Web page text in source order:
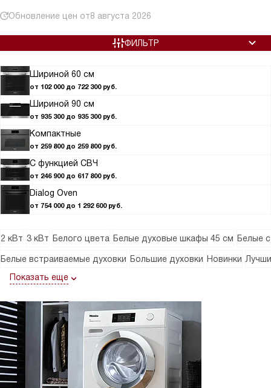
Обновление цен от8 августа 2026
Шириной 60 см
от 102 000 до 722 300 руб.
Шириной 90 см
от 935 300 до 935 300 руб.
Компактные
от 259 800 до 259 800 руб.
С функцией СВЧ
от 246 900 до 617 800 руб.
Dialog Oven
от 754 000 до 1 292 600 руб.
ФИЛЬТР
2 кВт 3 кВт Белого цвета Белые духовые шкафы 45 см Белые
Белые встраиваемые духовки Большие духовки Новинки
Показать еще